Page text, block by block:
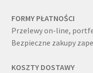
FORMY PŁATNOŚCI
Przelewy on-line,
Bezpieczne zakupy
KOSZTY DOSTAWY